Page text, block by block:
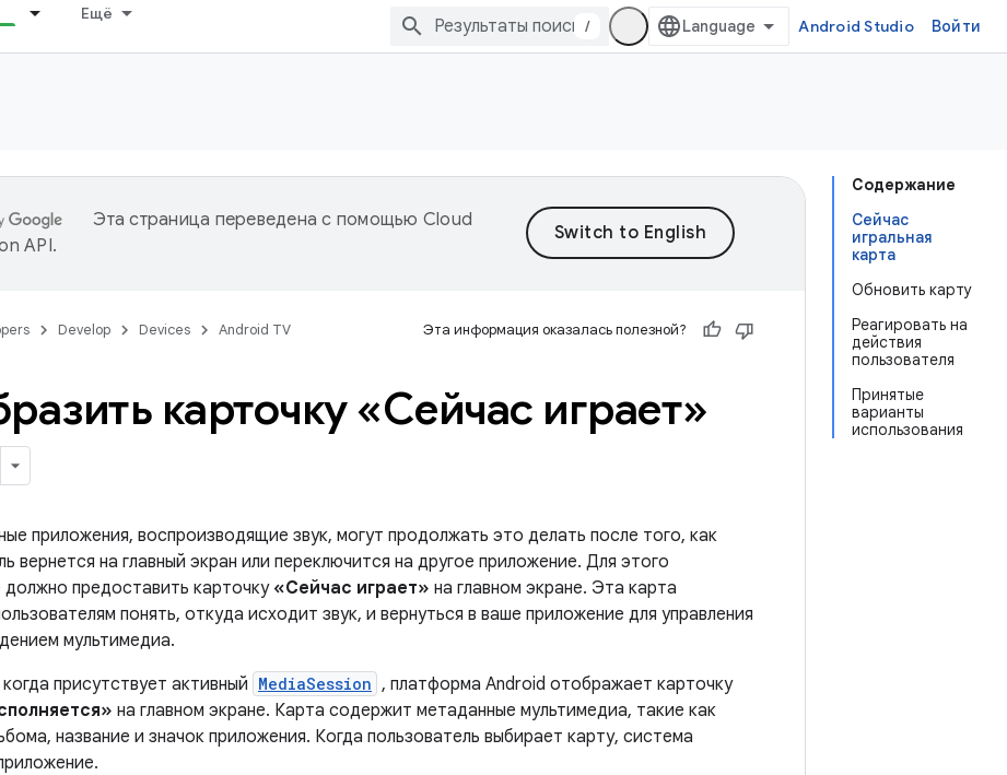
Ещё
/ Android Studio Войти
Содержание
Сейчас
игральная
карта
Обновить карту
Реагировать на
действия
пользователя
Принятые
варианты
использования
Эта страница переведена с помощью Cloud
API.
Develop Devices Android TV Эта информация оказалась полезной?
карточку «Сейчас играет»
приложения, воспроизводящие звук, могут продолжать это делать после того, как
вернется на главный экран или переключится на другое приложение. Для этого
предоставить карточку «Сейчас играет» на главном экране. Эта карта
понять, откуда исходит звук, и вернуться в ваше приложение для управления
мультимедиа.
присутствует активный MediaSession , платформа Android отображает карточку
на главном экране. Карта содержит метаданные мультимедиа, такие как
название и значок приложения. Когда пользователь выбирает карту, система